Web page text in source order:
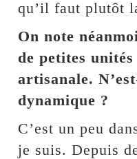
qu’il faut plutôt
On note
de petites
artisanale.
dynamique ?
C’est un peu
je suis. Depuis